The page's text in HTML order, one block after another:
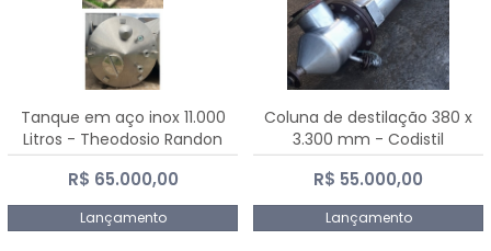
Tanque em aço inox 11.000
Litros - Theodosio Randon
R$ 65.000,00
Lançamento
Coluna de destilação 380 x
3.300 mm - Codistil
R$ 55.000,00
Lançamento